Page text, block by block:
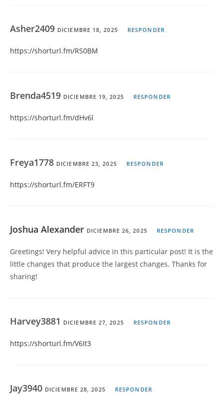
Asher2409 DICIEMBRE 18, 2025 RESPONDER
https://shorturl.fm/RS0BM
Brenda4519 DICIEMBRE 19, 2025 RESPONDER
https://shorturl.fm/dHv6l
Freya1778 DICIEMBRE 23, 2025 RESPONDER
https://shorturl.fm/ERFT9
Joshua Alexander DICIEMBRE 26, 2025 RESPONDER
Greetings! Very helpful advice in this particular post! It is the
little changes that produce the largest changes. Thanks for
sharing!
Harvey3881 DICIEMBRE 27, 2025 RESPONDER
https://shorturl.fm/V6It3
Jay3940 DICIEMBRE 28, 2025 RESPONDER